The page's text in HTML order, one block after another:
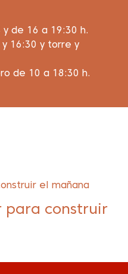
y de 16 a 19:30 h.
16:30 y torre y
de 10 a 18:30 h.
para construir